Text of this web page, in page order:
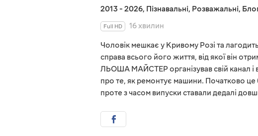
2013 - 2026, Пізнавальні, Розважальні,
Full HD
16 хвилин
Чоловік мешкає у Кривому Розі та
справа всього його життя, від якої він
ЛЬOША МАЙСТЕР організував свій канал і
про те, як ремонтує машини. Початково
проте з часом випуски ставали дедалі